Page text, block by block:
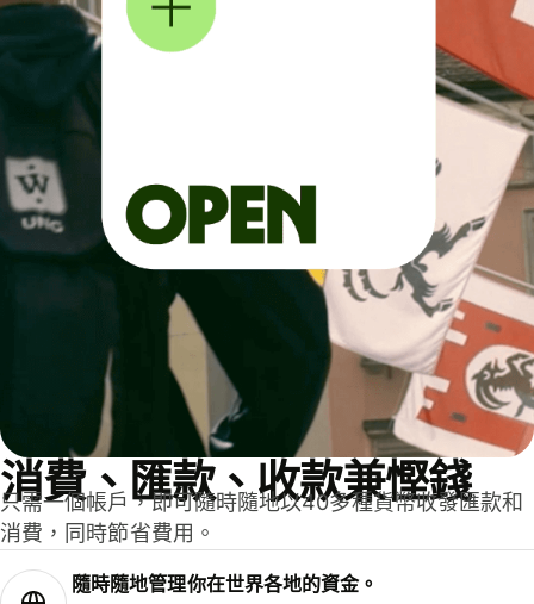
消費、匯款、收款兼慳錢
只需一個帳戶，即可隨時隨地以40多種貨幣收發匯款和
消費，同時節省費用。
隨時隨地管理你在世界各地的資金。